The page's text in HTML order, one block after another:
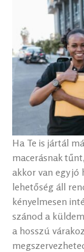
Ha Te is jártál
macerásnak
akkor van egy
lehetőség áll
kényelmesen
szánod a
a hosszú